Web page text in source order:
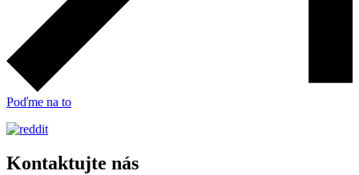
Poďme na to
Kontaktujte nás